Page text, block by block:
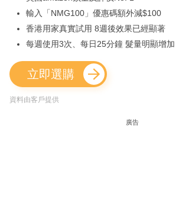
輸入「NMG100」優惠碼額外減$100
香港用家真實試用 8週後效果已經顯著
每週使用3次、每日25分鐘 髮量明顯增加
立即選購
資料由客戶提供
廣告